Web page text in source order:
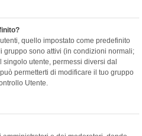
quello impostato come predefinito
gruppo sono attivi (in condizioni normali;
singolo utente, permessi diversi dal
permetterti di modificare il tuo gruppo
Utente.